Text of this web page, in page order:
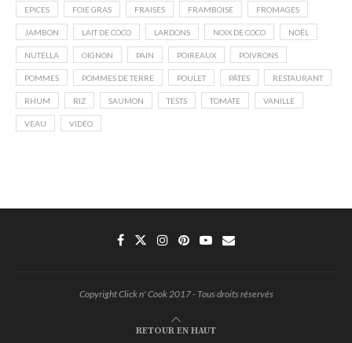
EPICES FOIE GRAS FRAISES FRAMBOISE FROMAGES
JAMBON LAIT DE COCO LARDONS NOIX DE COCO NOËL
NUTELLA OIGNON PAIN POIREAUX POIVRONS
POMMES POMMES DE TERRE POULET PÂTES RESTAURANT
RHUM RIZ SAUMON TESTS TOMATE VANILLE
VEAU VIDÉO
Copyright Click n' Cook 2017 - Tous droits réservés
RETOUR EN HAUT